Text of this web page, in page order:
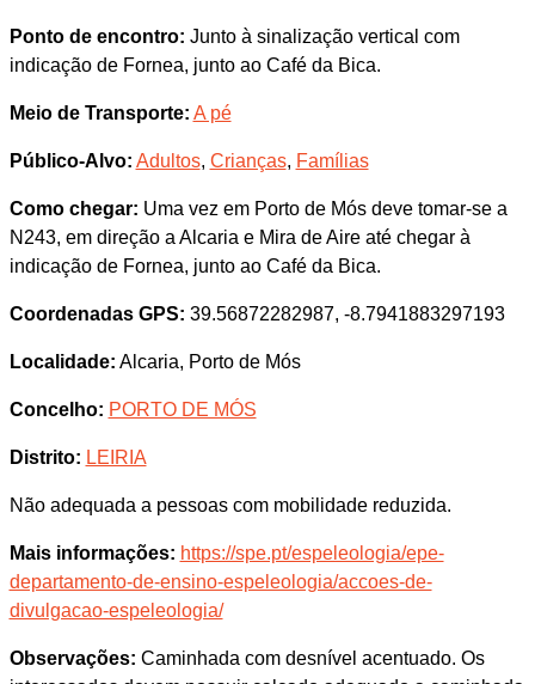
Ponto de encontro: Junto à sinalização vertical com
indicação de Fornea, junto ao Café da Bica.
Meio de Transporte: A pé
Público-Alvo: Adultos, Crianças, Famílias
Como chegar: Uma vez em Porto de Mós deve tomar-se a
N243, em direção a Alcaria e Mira de Aire até chegar à
indicação de Fornea, junto ao Café da Bica.
Coordenadas GPS: 39.56872282987, -8.7941883297193
Localidade: Alcaria, Porto de Mós
Concelho: PORTO DE MÓS
Distrito: LEIRIA
Não adequada a pessoas com mobilidade reduzida.
Mais informações: https://spe.pt/espeleologia/epe-
departamento-de-ensino-espeleologia/accoes-de-
divulgacao-espeleologia/
Observações: Caminhada com desnível acentuado. Os